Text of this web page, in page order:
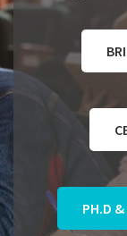
PH.D &